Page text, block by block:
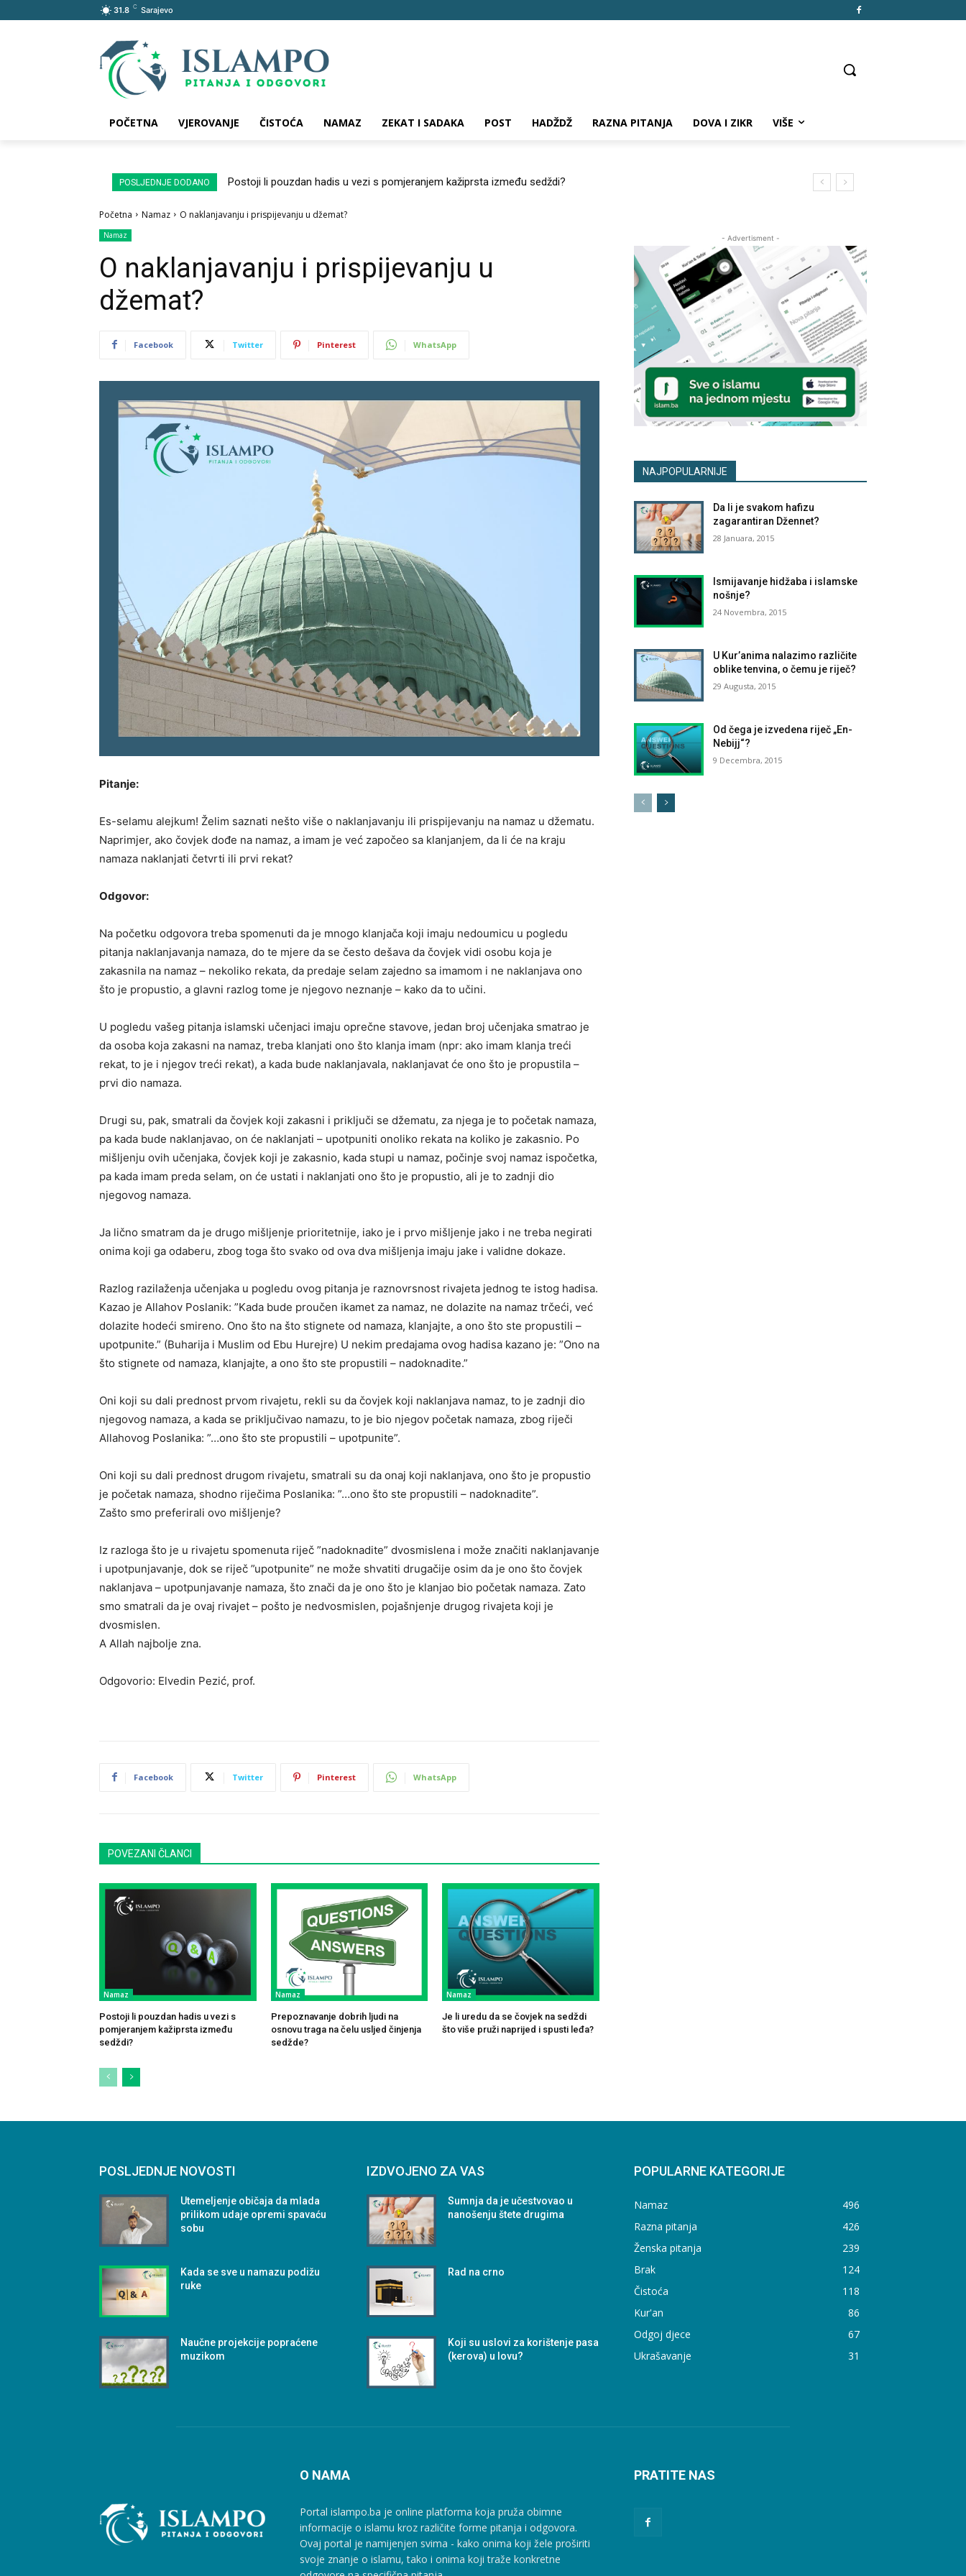
31.8 C Sarajevo
POČETNA VJEROVANJE ČISTOĆA NAMAZ ZEKAT I SADAKA POST HADŽDŽ RAZNA PITANJA DOVA I ZIKR VIŠE
POSLJEDNJE DODANO Postoji li pouzdan hadis u vezi s pomjeranjem kažiprsta između sedždi?
Početna Namaz O naklanjavanju i prispijevanju u džemat?
Namaz
O naklanjavanju i prispijevanju u
džemat?
Facebook Twitter Pinterest WhatsApp
Pitanje:
Es-selamu alejkum! Želim saznati nešto više o naklanjavanju ili prispijevanju na namaz u džematu.
Naprimjer, ako čovjek dođe na namaz, a imam je već započeo sa klanjanjem, da li će na kraju
namaza naklanjati četvrti ili prvi rekat?
Odgovor:
Na početku odgovora treba spomenuti da je mnogo klanjača koji imaju nedoumicu u pogledu
pitanja naklanjavanja namaza, do te mjere da se često dešava da čovjek vidi osobu koja je
zakasnila na namaz – nekoliko rekata, da predaje selam zajedno sa imamom i ne naklanjava ono
što je propustio, a glavni razlog tome je njegovo neznanje – kako da to učini.
U pogledu vašeg pitanja islamski učenjaci imaju oprečne stavove, jedan broj učenjaka smatrao je
da osoba koja zakasni na namaz, treba klanjati ono što klanja imam (npr: ako imam klanja treći
rekat, to je i njegov treći rekat), a kada bude naklanjavala, naklanjavat će ono što je propustila –
prvi dio namaza.
Drugi su, pak, smatrali da čovjek koji zakasni i priključi se džematu, za njega je to početak namaza,
pa kada bude naklanjavao, on će naklanjati – upotpuniti onoliko rekata na koliko je zakasnio. Po
mišljenju ovih učenjaka, čovjek koji je zakasnio, kada stupi u namaz, počinje svoj namaz ispočetka,
pa kada imam preda selam, on će ustati i naklanjati ono što je propustio, ali je to zadnji dio
njegovog namaza.
Ja lično smatram da je drugo mišljenje prioritetnije, iako je i prvo mišljenje jako i ne treba negirati
onima koji ga odaberu, zbog toga što svako od ova dva mišljenja imaju jake i validne dokaze.
Razlog razilaženja učenjaka u pogledu ovog pitanja je raznovrsnost rivajeta jednog te istog hadisa.
Kazao je Allahov Poslanik: ”Kada bude proučen ikamet za namaz, ne dolazite na namaz trčeći, već
dolazite hodeći smireno. Ono što na što stignete od namaza, klanjajte, a ono što ste propustili –
upotpunite.” (Buharija i Muslim od Ebu Hurejre) U nekim predajama ovog hadisa kazano je: ”Ono na
što stignete od namaza, klanjajte, a ono što ste propustili – nadoknadite.”
Oni koji su dali prednost prvom rivajetu, rekli su da čovjek koji naklanjava namaz, to je zadnji dio
njegovog namaza, a kada se priključivao namazu, to je bio njegov početak namaza, zbog riječi
Allahovog Poslanika: ”…ono što ste propustili – upotpunite”.
Oni koji su dali prednost drugom rivajetu, smatrali su da onaj koji naklanjava, ono što je propustio
je početak namaza, shodno riječima Poslanika: ”…ono što ste propustili – nadoknadite”.
Zašto smo preferirali ovo mišljenje?
Iz razloga što je u rivajetu spomenuta riječ ”nadoknadite” dvosmislena i može značiti naklanjavanje
i upotpunjavanje, dok se riječ ”upotpunite” ne može shvatiti drugačije osim da je ono što čovjek
naklanjava – upotpunjavanje namaza, što znači da je ono što je klanjao bio početak namaza. Zato
smo smatrali da je ovaj rivajet – pošto je nedvosmislen, pojašnjenje drugog rivajeta koji je
dvosmislen.
A Allah najbolje zna.
Odgovorio: Elvedin Pezić, prof.
Facebook Twitter Pinterest WhatsApp
POVEZANI ČLANCI
Namaz
Postoji li pouzdan hadis u vezi s
pomjeranjem kažiprsta između
sedždi?
Namaz
Prepoznavanje dobrih ljudi na
osnovu traga na čelu usljed činjenja
sedžde?
Namaz
Je li uredu da se čovjek na sedždi
što više pruži naprijed i spusti leđa?
- Advertisment -
NAJPOPULARNIJE
Da li je svakom hafizu
zagarantiran Džennet?
28 Januara, 2015
Ismijavanje hidžaba i islamske
nošnje?
24 Novembra, 2015
U Kur’anima nalazimo različite
oblike tenvina, o čemu je riječ?
29 Augusta, 2015
Od čega je izvedena riječ „En-
Nebijj“?
9 Decembra, 2015
POSLJEDNJE NOVOSTI
Utemeljenje običaja da mlada
prilikom udaje opremi spavaću
sobu
Kada se sve u namazu podižu
ruke
Naučne projekcije popraćene
muzikom
IZDVOJENO ZA VAS
Sumnja da je učestvovao u
nanošenju štete drugima
Rad na crno
Koji su uslovi za korištenje pasa
(kerova) u lovu?
POPULARNE KATEGORIJE
Namaz
496
Razna pitanja
426
Ženska pitanja
239
Brak
124
Čistoća
118
Kur'an
86
Odgoj djece
67
Ukrašavanje
31
O NAMA
Portal islampo.ba je online platforma koja pruža obimne
informacije o islamu kroz različite forme pitanja i odgovora.
Ovaj portal je namijenjen svima - kako onima koji žele proširiti
svoje znanje o islamu, tako i onima koji traže konkretne
PRATITE NAS